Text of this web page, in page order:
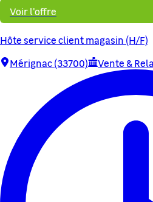
Voir l'offre
Hôte service client magasin (H/F)
Mérignac (33700)
Vente &